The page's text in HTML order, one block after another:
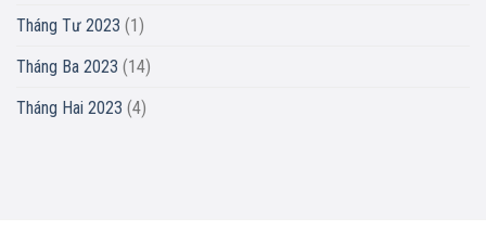
Tháng Tư 2023 (1)
Tháng Ba 2023 (14)
Tháng Hai 2023 (4)